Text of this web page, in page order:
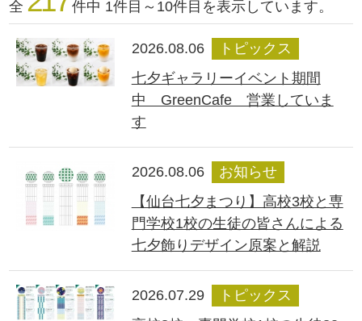
全 件中 1件目～10件目を表示しています。
2026.08.06
トピックス
七夕ギャラリーイベント期間
中 GreenCafe 営業していま
す
2026.08.06
お知らせ
【仙台七夕まつり】高校3校と専
門学校1校の生徒の皆さんによる
七夕飾りデザイン原案と解説
2026.07.29
トピックス